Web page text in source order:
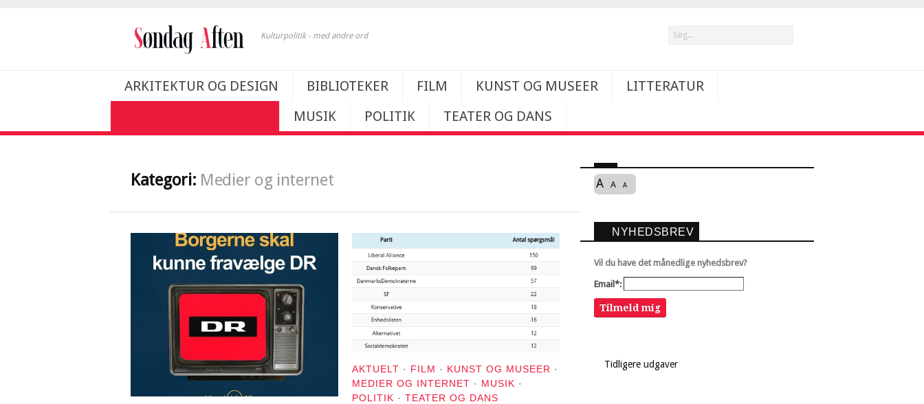
Kulturpolitik - med andre ord
ARKITEKTUR OG DESIGN BIBLIOTEKER FILM KUNST OG MUSEER
LITTERATUR
MUSIK POLITIK TEATER OG DANS
Kategori: Medier og internet
AKTUELT · FILM · KUNST OG MUSEER ·
MEDIER OG INTERNET · MUSIK ·
POLITIK · TEATER OG DANS
A A A
NYHEDSBREV
Vil du have det månedlige nyhedsbrev?
Email*:
Tilmeld mig
Tidligere udgaver